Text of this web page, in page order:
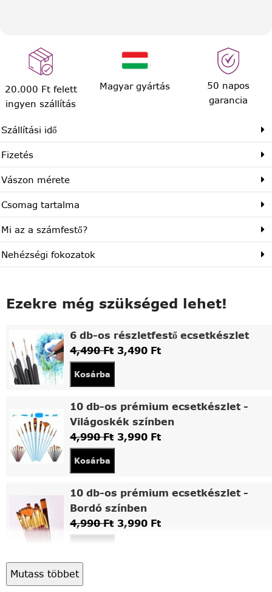
20.000 Ft felett
ingyen szállítás
Magyar gyártás
50 napos
garancia
Szállítási idő
Fizetés
Vászon mérete
Csomag tartalma
Mi az a számfestő?
Nehézségi fokozatok
Ezekre még szükséged lehet!
6 db-os részletfestő ecsetkészlet
4,490Ft 3,490 Ft
Kosárba
10 db-os prémium ecsetkészlet -
Világoskék színben
4,990Ft 3,990 Ft
Kosárba
10 db-os prémium ecsetkészlet -
Bordó színben
4,990Ft 3,990 Ft
Asztali fa festőállvány
Mutass többet